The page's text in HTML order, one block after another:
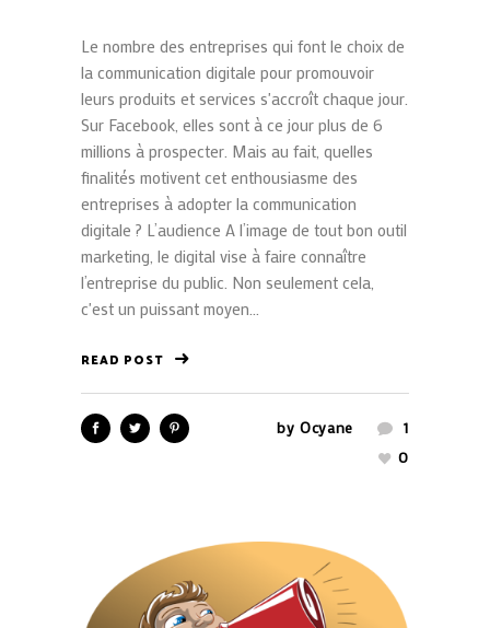
Le nombre des entreprises qui font le choix de
la communication digitale pour promouvoir
leurs produits et services s'accroît chaque jour.
Sur Facebook, elles sont à ce jour plus de 6
millions à prospecter. Mais au fait, quelles
finalités motivent cet enthousiasme des
entreprises à adopter la communication
digitale ? L’audience A l’image de tout bon outil
marketing, le digital vise à faire connaître
l’entreprise du public. Non seulement cela,
c'est un puissant moyen...
READ POST
by Ocyane
1
0